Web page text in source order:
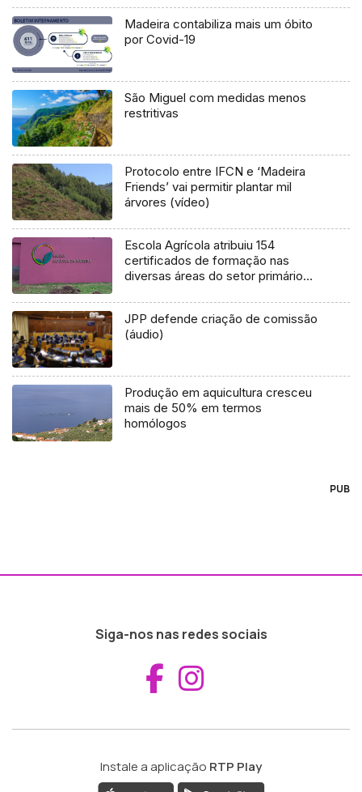
Madeira contabiliza mais um óbito
por Covid-19
São Miguel com medidas menos
restritivas
Protocolo entre IFCN e ‘Madeira
Friends’ vai permitir plantar mil
árvores (vídeo)
Escola Agrícola atribuiu 154
certificados de formação nas
diversas áreas do setor primário
JPP defende criação de comissão
(áudio)
Produção em aquicultura cresceu
mais de 50% em termos
homólogos
PUB
Siga-nos nas redes sociais
Aceder ao
Instale a aplicação RTP Play